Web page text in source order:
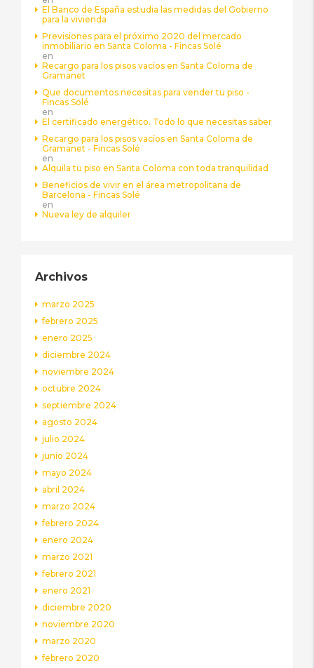
El Banco de España estudia las medidas del Gobierno
para la vivienda
Previsiones para el próximo 2020 del mercado
inmobiliario en Santa Coloma - Fincas Solé
en
Recargo para los pisos vacíos en Santa Coloma de
Gramanet
Que documentos necesitas para vender tu piso -
Fincas Solé
en
El certificado energético. Todo lo que necesitas saber
Recargo para los pisos vacíos en Santa Coloma de
Gramanet - Fincas Solé
en
Alquila tu piso en Santa Coloma con toda tranquilidad
Beneficios de vivir en el área metropolitana de
Barcelona - Fincas Solé
en
Nueva ley de alquiler
Archivos
marzo 2025
febrero 2025
enero 2025
diciembre 2024
noviembre 2024
octubre 2024
septiembre 2024
agosto 2024
julio 2024
junio 2024
mayo 2024
abril 2024
marzo 2024
febrero 2024
enero 2024
marzo 2021
febrero 2021
enero 2021
diciembre 2020
noviembre 2020
marzo 2020
febrero 2020